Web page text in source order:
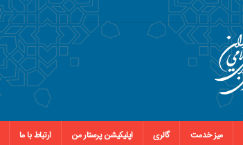
میز خدمت گالری اپلیکیشن پرستار من ارتباط با ما